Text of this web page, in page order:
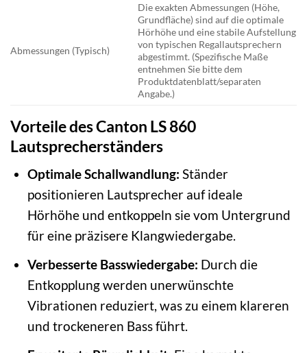
Abmessungen (Typisch)
Die exakten Abmessungen (Höhe,
Grundfläche) sind auf die optimale
Hörhöhe und eine stabile Aufstellung
von typischen Regallautsprechern
abgestimmt. (Spezifische Maße
entnehmen Sie bitte dem
Produktdatenblatt/separaten
Angabe.)
Vorteile des Canton LS 860
Lautsprecherständers
Optimale Schallwandlung: Ständer
positionieren Lautsprecher auf ideale
Hörhöhe und entkoppeln sie vom Untergrund
für eine präzisere Klangwiedergabe.
Verbesserte Basswiedergabe: Durch die
Entkopplung werden unerwünschte
Vibrationen reduziert, was zu einem klareren
und trockeneren Bass führt.